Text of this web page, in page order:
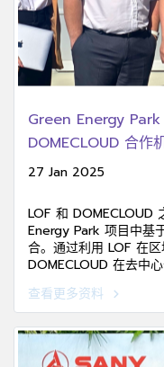
Green Energy
DOMECLOUD 合作
27 Jan 2025
LOF 和 DOMECLOUD
Energy Park 项目中基
合。通过利用 LOF 在
DOMECLOUD 在去中
可以有效增强该项目中
和功能性。
查看更多资料